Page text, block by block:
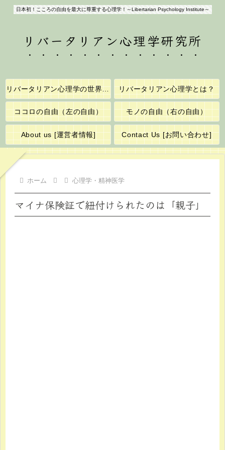
日本初！こころの自由を最大に尊重する心理学！～Libertarian Psychology Institute～
リバータリアン心理学研究所
リバータリアン心理学の世界へようこそ！ リバータリアン心理学とは？
ココロの自由（左の自由） モノの自由（右の自由）
About us [運営者情報] Contact Us [お問い合わせ]
ホーム 心理学・精神医学
マイナ保険証で紐付けられたのは「親子」